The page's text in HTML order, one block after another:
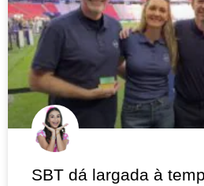
SBT dá largada à